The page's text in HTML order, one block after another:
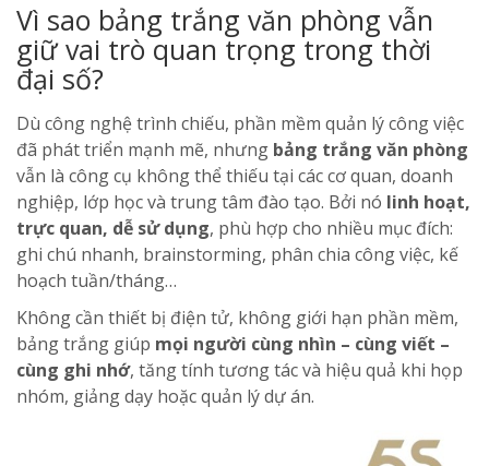
Vì sao bảng trắng văn phòng vẫn
giữ vai trò quan trọng trong thời
đại số?
Dù công nghệ trình chiếu, phần mềm quản lý công việc
đã phát triển mạnh mẽ, nhưng bảng trắng văn phòng
vẫn là công cụ không thể thiếu tại các cơ quan, doanh
nghiệp, lớp học và trung tâm đào tạo. Bởi nó linh hoạt,
trực quan, dễ sử dụng, phù hợp cho nhiều mục đích:
ghi chú nhanh, brainstorming, phân chia công việc, kế
hoạch tuần/tháng…
Không cần thiết bị điện tử, không giới hạn phần mềm,
bảng trắng giúp mọi người cùng nhìn – cùng viết –
cùng ghi nhớ, tăng tính tương tác và hiệu quả khi họp
nhóm, giảng dạy hoặc quản lý dự án.